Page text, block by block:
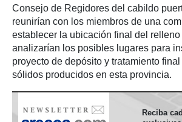
Consejo de Regidores del cabildo
reunirían con los miembros de una
establecer la ubicación final del
analizarían los posibles lugares para
proyecto de depósito y tratamiento
sólidos producidos en esta provincia.
Reciba